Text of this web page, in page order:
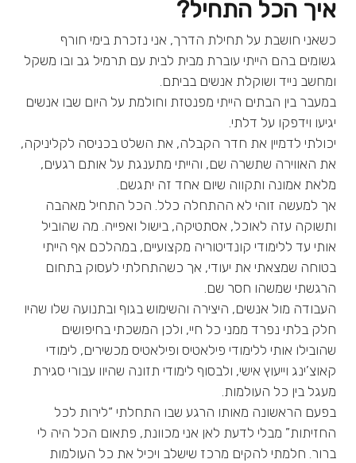
איך הכל התחיל?
כשאני חושבת על תחילת הדרך, אני נזכרת בימי חורף
גשומים בהם הייתי עוברת מבית לבית עם תרמיל גב ובו משקל
ומחשב נייד ושוקלת אנשים בביתם.
במעבר בין הבתים הייתי מפנטזת וחולמת על היום שבו אנשים
יגיעו וידפקו על דלתי.
יכולתי לדמיין את חדר הקבלה, את השלט בכניסה לקליניקה,
את האווירה שתשרה שם, והייתי מתענגת על אותם רגעים,
מלאת אמונה ותקווה שיום אחד זה יתגשם.
אך למעשה זוהי לא ההתחלה כלל. הכל התחיל מאהבה
ותשוקה עזה לאוכל, אסתטיקה, בישול ואפייה. מה שהוביל
אותי עד ללימודי קונדיטוריה מקצועיים, במהלכם אף הייתי
בטוחה שמצאתי את יעודי, אך כשהתחלתי לעסוק בתחום
הרגשתי שמשהו חסר שם.
העבודה מול אנשים, היצירה והשימוש בגוף ובתנועה שלו שהיו
חלק בלתי נפרד ממני כל חיי, ולכן המשכתי בחיפושים
שהובילו אותי ללימודי פילאטיס ופילאטיס מכשירים, לימודי
קאוצ’ינג וייעוץ אישי, ולבסוף לימודי תזונה שהיוו עבורי סגירת
מעגל בין כל העולמות.
בפעם הראשונה מאותו הרגע שבו התחלתי “לירות לכל
החזיתות” מבלי לדעת לאן אני מכוונת, פתאום הכל היה לי
ברור. חלמתי להקים מרכז שישלב ויכיל את כל העולמות